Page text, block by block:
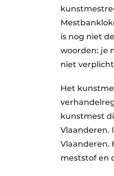
is nog niet
woorden: je
niet
Het
kunstmest
Vlaanderen.
Vlaanderen.
meststof en